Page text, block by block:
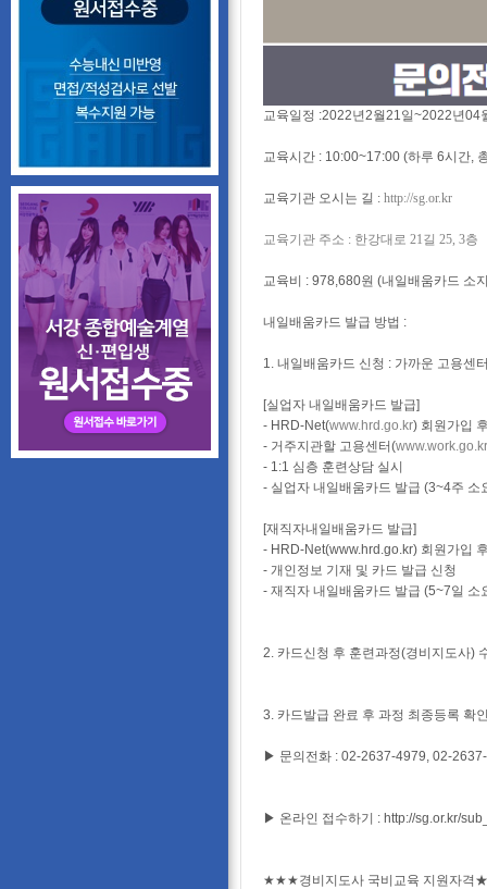
교육일정 :2022년2월21일~2022년04
교육시간 : 10:00~17:00 (하루 6시간,
교육기관 오시는 길 : http://sg.or.kr
교육기관 주소 : 한강대로 21길 25, 3층
교육비 : 978,680원 (내일배움카드 소
내일배움카드 발급 방법 :
1. 내일배움카드 신청 : 가까운 고용센
[실업자 내일배움카드 발급]
- HRD-Net(www.hrd.go.kr) 회원가입
- 거주지관할 고용센터(
- 1:1 심층 훈련상담 실시
- 실업자 내일배움카드 발급 (3~4주 소
[재직자내일배움카드 발급]
- HRD-Net(www.hrd.go.kr) 회원가입
- 개인정보 기재 및 카드 발급 신청
- 재직자 내일배움카드 발급 (5~7일 소
2. 카드신청 후 훈련과정(경비지도사)
3. 카드발급 완료 후 과정 최종등록 확
▶ 문의전화 : 02-2637-4979, 02-
▶ 온라인 접수하기 : http://sg.or.kr/
★★★경비지도사 국비교육 지원자